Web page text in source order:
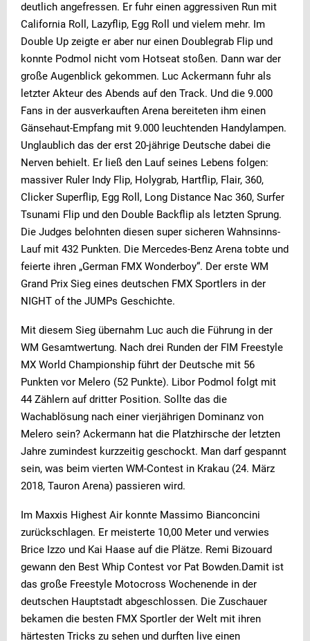
deutlich angefressen. Er fuhr einen aggressiven Run mit
California Roll, Lazyflip, Egg Roll und vielem mehr. Im
Double Up zeigte er aber nur einen Doublegrab Flip und
konnte Podmol nicht vom Hotseat stoßen. Dann war der
große Augenblick gekommen. Luc Ackermann fuhr als
letzter Akteur des Abends auf den Track. Und die 9.000
Fans in der ausverkauften Arena bereiteten ihm einen
Gänsehaut-Empfang mit 9.000 leuchtenden Handylampen.
Unglaublich das der erst 20-jährige Deutsche dabei die
Nerven behielt. Er ließ den Lauf seines Lebens folgen:
massiver Ruler Indy Flip, Holygrab, Hartflip, Flair, 360,
Clicker Superflip, Egg Roll, Long Distance Nac 360, Surfer
Tsunami Flip und den Double Backflip als letzten Sprung.
Die Judges belohnten diesen super sicheren Wahnsinns-
Lauf mit 432 Punkten. Die Mercedes-Benz Arena tobte und
feierte ihren „German FMX Wonderboy“. Der erste WM
Grand Prix Sieg eines deutschen FMX Sportlers in der
NIGHT of the JUMPs Geschichte.
Mit diesem Sieg übernahm Luc auch die Führung in der
WM Gesamtwertung. Nach drei Runden der FIM Freestyle
MX World Championship führt der Deutsche mit 56
Punkten vor Melero (52 Punkte). Libor Podmol folgt mit
44 Zählern auf dritter Position. Sollte das die
Wachablösung nach einer vierjährigen Dominanz von
Melero sein? Ackermann hat die Platzhirsche der letzten
Jahre zumindest kurzzeitig geschockt. Man darf gespannt
sein, was beim vierten WM-Contest in Krakau (24. März
2018, Tauron Arena) passieren wird.
Im Maxxis Highest Air konnte Massimo Bianconcini
zurückschlagen. Er meisterte 10,00 Meter und verwies
Brice Izzo und Kai Haase auf die Plätze. Remi Bizouard
gewann den Best Whip Contest vor Pat Bowden.Damit ist
das große Freestyle Motocross Wochenende in der
deutschen Hauptstadt abgeschlossen. Die Zuschauer
bekamen die besten FMX Sportler der Welt mit ihren
härtesten Tricks zu sehen und durften live einen